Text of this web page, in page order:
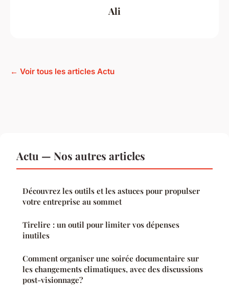
Ali
← Voir tous les articles Actu
Actu — Nos autres articles
Découvrez les outils et les astuces pour propulser
votre entreprise au sommet
Tirelire : un outil pour limiter vos dépenses
inutiles
Comment organiser une soirée documentaire sur
les changements climatiques, avec des discussions
post-visionnage?